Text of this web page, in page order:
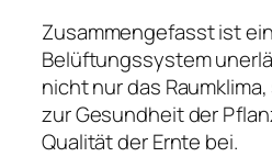
Zusammengefasst ist
Belüftungssystem
nicht nur das
zur Gesundheit der
Qualität der Ernte bei.